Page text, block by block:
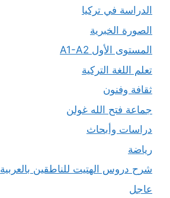
الدراسة في تركيا
الصورة الخبرية
المستوى الأول A1-A2
تعلم اللغة التركية
ثقافة وفنون
جماعة فتح الله غولن
دراسات وأبحاث
رياضة
شرح دروس الهتيت للناطقين بالعربية
عاجل